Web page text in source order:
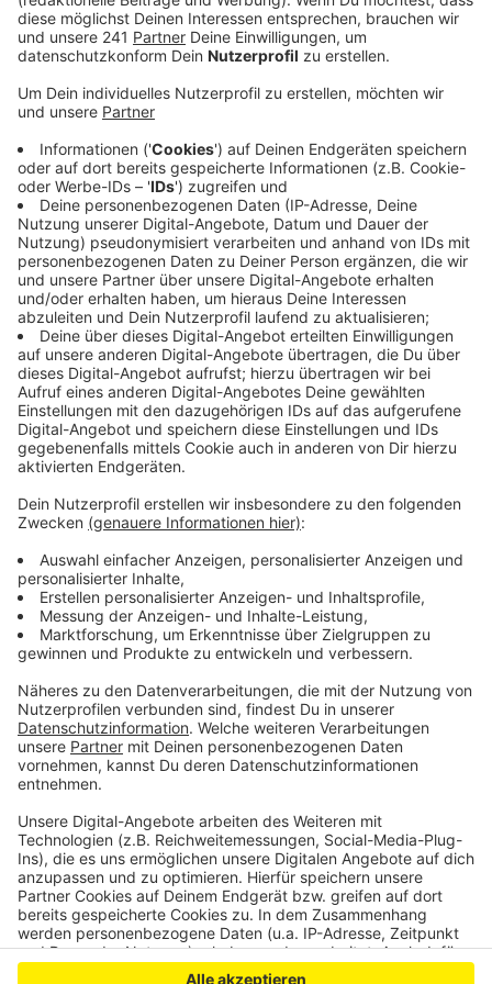
Anzeige
Anzeige
Troisdorf-Oberlar vermisst. Sie hatte die elterliche
Wohnung gegen 10:00 Uhr verlassen, um eine Freundin
zu besuchen. Seit dem ist die 31-Jährige nicht mehr
erreichbar und auch nicht zu den Eltern
zurückgekehrt.Trotz umfangreicher Suchmaßnahmen
konnte die Troisdorferin bislang nicht gefunden
werden. Da eine Eigengefährdung nicht
ausgeschlossen werden kann, wurde nun ein Foto der
Vermissten zur Öffentlichkeitsfahndung freigegeben.
Sie ist etwa 165 cm groß und hat eine kräftige Statur.
Sie hat dunkle Haare. Bekleidet war sie mit einem
schwarzen Mantel mit Fellkragen. Ihr PKW wurde am
Folgetag verlassen an der Sieg in der Nähe der Melan
Brücke zwischen Sankt Augustin und Siegburg
aufgefunden.
Wer Hinweise zum Aufenthaltsort der Vermissten
geben kann, wird gebeten, sich mit der Polizei unter
der Rufnummer 02241 541-3121 in Verbindung zu
setzen.
Anzeige
Anzeige